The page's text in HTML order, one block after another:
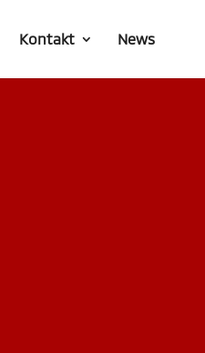
Kontakt News